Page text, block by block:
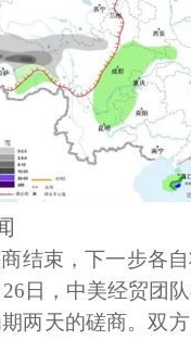
商结束，下一步各
26日，中美经贸团
两天的磋商。双